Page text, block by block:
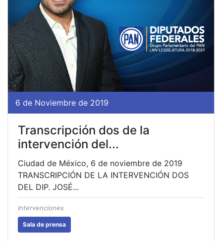
6 de Noviembre de 2019
Transcripción dos de la
intervención del...
Ciudad de México, 6 de noviembre de 2019
TRANSCRIPCIÓN DE LA INTERVENCIÓN DOS
DEL DIP. JOSÉ...
Intervenciones
Sala de prensa